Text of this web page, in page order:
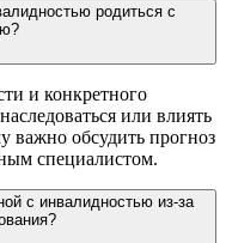
родиться с
и конкретного
или влиять
важно обсудить прогноз
специалистом.
с инвалидностью из-за